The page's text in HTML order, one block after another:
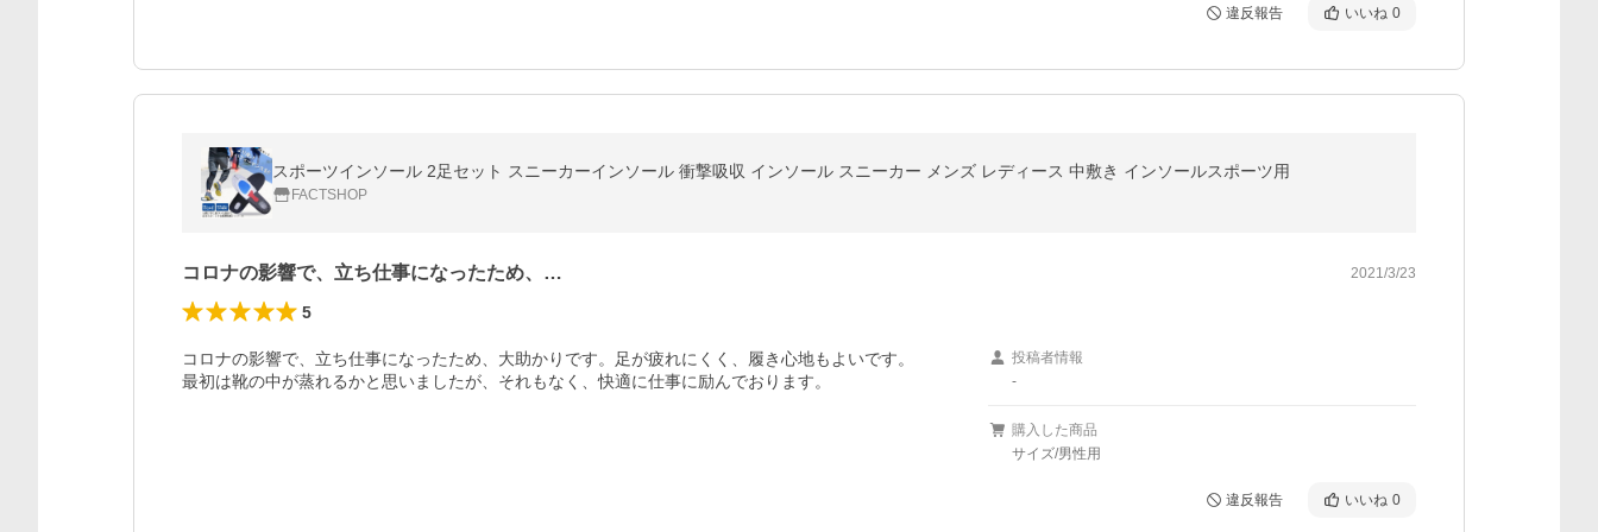
違反報告 いいね 0
スポーツインソール 2足セット スニーカーインソール 衝撃吸収 インソール スニーカー メンズ レディース 中敷き インソールスポーツ用
FACTSHOP
コロナの影響で、立ち仕事になったため、… 2021/3/23
5
コロナの影響で、立ち仕事になったため、大助かりです。足が疲れにくく、履き心地もよいです。
最初は靴の中が蒸れるかと思いましたが、それもなく、快適に仕事に励んでおります。
投稿者情報
-
購入した商品
サイズ/男性用
違反報告 いいね 0